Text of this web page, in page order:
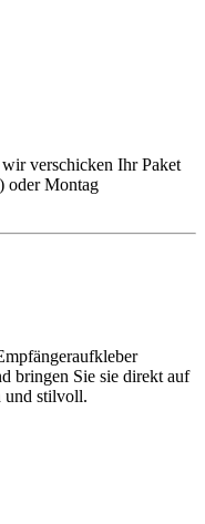
verschicken Ihr Paket
oder Montag
bringen Sie sie direkt auf
und stilvoll.